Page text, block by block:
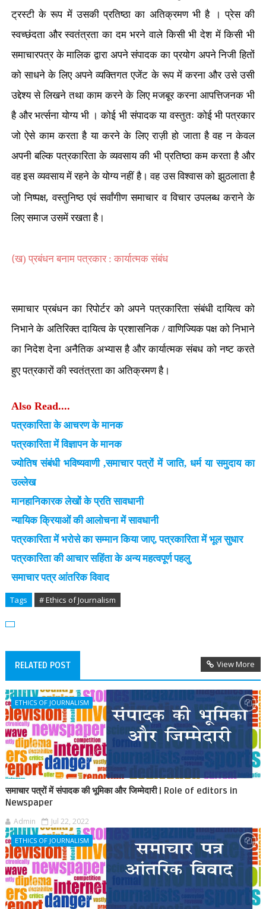
ट्रस्टी के रूप में उसकी प्रतिष्ठा का अतिक्रमण भी है । प्रेस की
स्वच्छंदता और स्वतंत्रता का दम भरने वाले किसी भी देश में किसी भी
समाचारपत्र के मालिक द्वारा अपने संपादक का प्रयोग अपने निजी हितों
को साधने के लिए अपने व्यक्तिगत एजेंट के रूप में करना और उसे उसी
उद्देश्य से लिखने तथा काम करने के लिए मजबूर करना आपत्तिजनक भी
है और भर्त्सना योग्य भी । कोई भी संपादक या वस्तुतः कोई भी पत्रकार
जो ऐसे काम करता है या करने के लिए राज़ी हो जाता है वह न केवल
अपनी बल्कि पत्रकारिता के व्यवसाय की भी प्रतिष्ठा कम करता है और
वह इस व्यवसाय में रहने के योग्य नहीं है। वह उस विश्वास को झुठलाता है
जो निष्पक्ष,वस्तुनिष्ठ एवं सर्वांगीण समाचार व विचार उपलब्ध कराने के
लिए समाज उसमें रखता है।
(ख) प्रबंधन बनाम पत्रकार : कार्यात्मक संबंध
समाचार प्रबंधन का रिपोर्टर को अपने पत्रकारिता संबंधी दायित्व को
निभाने के अतिरिक्त दायित्व के प्रशासनिक / वाणिज्यिक पक्ष को निभाने
का निदेश देना अनैतिक अभ्यास है और कार्यात्मक संबध को नष्ट करते
हुए पत्रकारों की स्वतंत्रता का अतिक्रमण है।
Also Read....
पत्रकारिता के आचरण के मानक
पत्रकारिता में विज्ञापन के मानक
ज्योतिष संबंधी भविष्यवाणी ,समाचार पत्रों में जाति, धर्म या समुदाय का
उल्लेख
मानहानिकारक लेखों के प्रति सावधानी
न्यायिक क्रियाओं की आलोचना में सावधानी
पत्रकारिता में भरोसे का सम्मान किया जाए, पत्रकारिता में भूल सुधार
पत्रकारिता की आचार सहिंता के अन्य महत्वपूर्ण पहलु
समाचार पत्र आंतरिक विवाद
Tags # Ethics of Journalism
RELATED POST View More
ETHICS OF JOURNALISM
समाचार पत्रों में संपादक की भूमिका और जिम्मेदारी | Role of editors in
Newspaper
Admin Jul 22, 2022
ETHICS OF JOURNALISM